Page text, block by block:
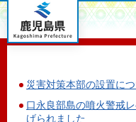
鹿児島県
災害対策本部の設置に
口永良部島の噴火警戒
げられました